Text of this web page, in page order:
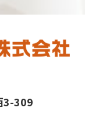
3-309